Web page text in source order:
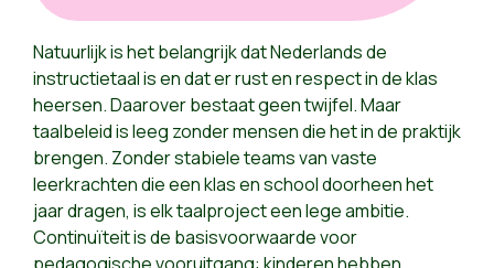
Natuurlijk is het belangrijk dat Nederlands de
instructietaal is en dat er rust en respect in de klas
heersen. Daarover bestaat geen twijfel. Maar
taalbeleid is leeg zonder mensen die het in de praktijk
brengen. Zonder stabiele teams van vaste
leerkrachten die een klas en school doorheen het
jaar dragen, is elk taalproject een lege ambitie.
Continuïteit is de basisvoorwaarde voor